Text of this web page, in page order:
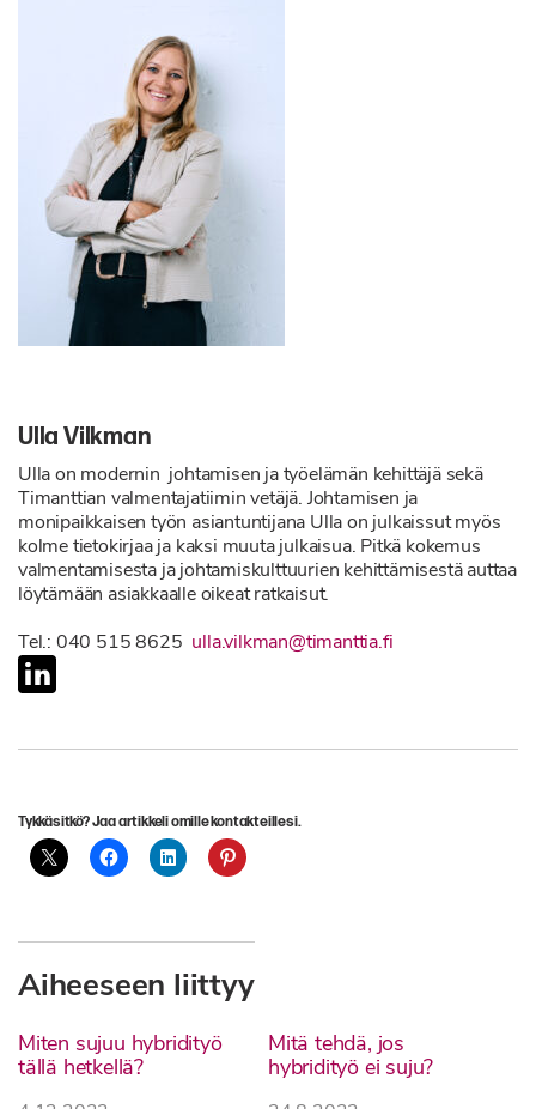
Ulla Vilkman
Ulla on modernin johtamisen ja työelämän kehittäjä sekä
Timanttian valmentajatiimin vetäjä. Johtamisen ja
monipaikkaisen työn asiantuntijana Ulla on julkaissut myös
kolme tietokirjaa ja kaksi muuta julkaisua. Pitkä kokemus
valmentamisesta ja johtamiskulttuurien kehittämisestä auttaa
löytämään asiakkaalle oikeat ratkaisut.
Tel.: 040 515 8625 ulla.vilkman@timanttia.fi
linkedin
Tykkäsitkö? Jaa artikkeli omille kontakteillesi.
Aiheeseen liittyy
Miten sujuu hybridityö
tällä hetkellä?
Mitä tehdä, jos
hybridityö ei suju?